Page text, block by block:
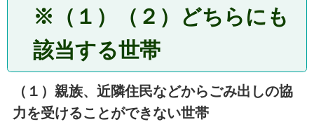
※（１）（２）どちらにも
該当する世帯
（１）親族、近隣住民などからごみ出しの協
力を受けることができない世帯